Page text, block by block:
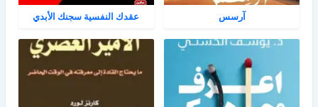
آرسس عقدك النفسية سجنك الأبدي